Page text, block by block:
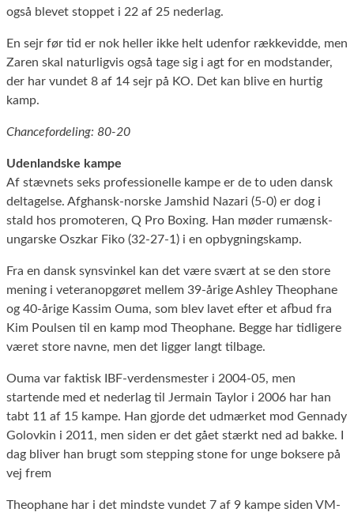
også blevet stoppet i 22 af 25 nederlag.
En sejr før tid er nok heller ikke helt udenfor rækkevidde, men
Zaren skal naturligvis også tage sig i agt for en modstander,
der har vundet 8 af 14 sejr på KO. Det kan blive en hurtig
kamp.
Chancefordeling: 80-20
Udenlandske kampe
Af stævnets seks professionelle kampe er de to uden dansk
deltagelse. Afghansk-norske Jamshid Nazari (5-0) er dog i
stald hos promoteren, Q Pro Boxing. Han møder rumænsk-
ungarske Oszkar Fiko (32-27-1) i en opbygningskamp.
Fra en dansk synsvinkel kan det være svært at se den store
mening i veteranopgøret mellem 39-årige Ashley Theophane
og 40-årige Kassim Ouma, som blev lavet efter et afbud fra
Kim Poulsen til en kamp mod Theophane. Begge har tidligere
været store navne, men det ligger langt tilbage.
Ouma var faktisk IBF-verdensmester i 2004-05, men
startende med et nederlag til Jermain Taylor i 2006 har han
tabt 11 af 15 kampe. Han gjorde det udmærket mod Gennady
Golovkin i 2011, men siden er det gået stærkt ned ad bakke. I
dag bliver han brugt som stepping stone for unge boksere på
vej frem
Theophane har i det mindste vundet 7 af 9 kampe siden VM-